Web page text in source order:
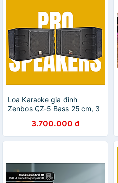
Loa Karaoke gia đình
Zenbos QZ-5 Bass 25 cm, 3
3.700.000 đ